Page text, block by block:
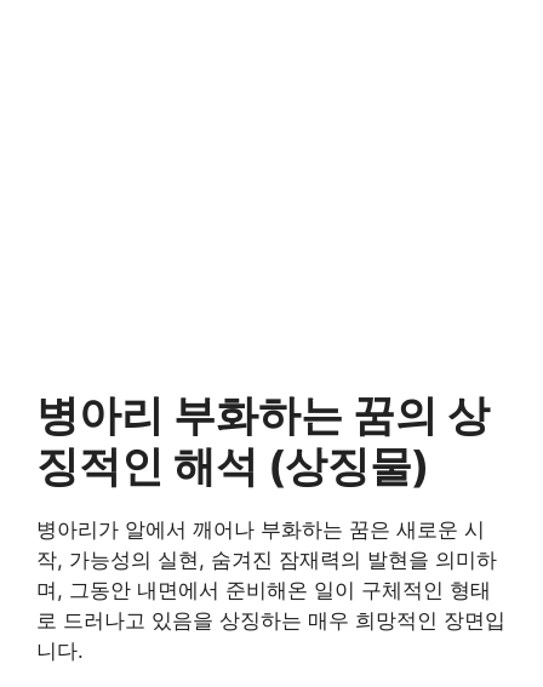
병아리 부화하는 꿈의 상
징적인 해석 (상징물)
병아리가 알에서 깨어나 부화하는 꿈은 새로운 시
작, 가능성의 실현, 숨겨진 잠재력의 발현을 의미하
며, 그동안 내면에서 준비해온 일이 구체적인 형태
로 드러나고 있음을 상징하는 매우 희망적인 장면입
니다.